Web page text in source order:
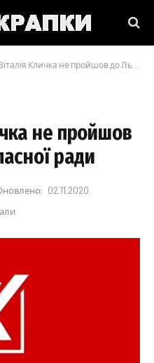
Кличка не пройшов до Львівської обласної ради
не пройшов
ради
02.11.2020